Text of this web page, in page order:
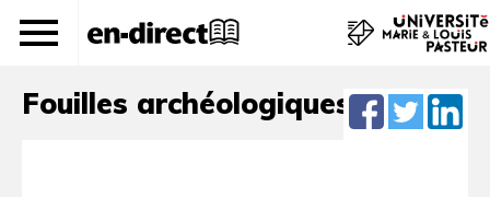
[Alaska]
Fouilles archéologiques